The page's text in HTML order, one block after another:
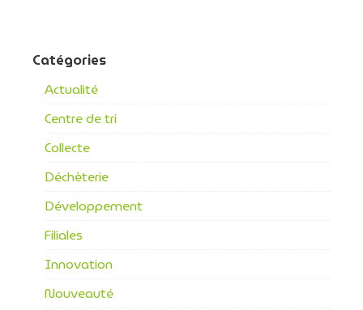
Catégories
Actualité
Centre de tri
Collecte
Déchèterie
Développement
Filiales
Innovation
Nouveauté